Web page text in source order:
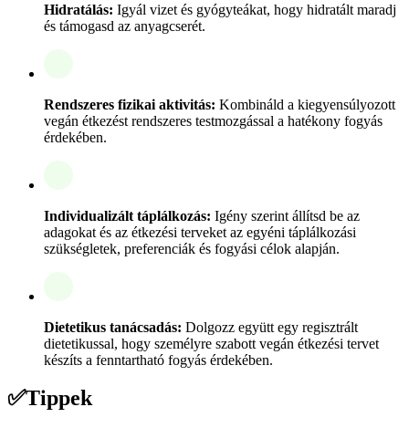
Hidratálás: Igyál vizet és gyógyteákat, hogy hidratált maradj
és támogasd az anyagcserét.
Rendszeres fizikai aktivitás: Kombináld a kiegyensúlyozott
vegán étkezést rendszeres testmozgással a hatékony fogyás
érdekében.
Individualizált táplálkozás: Igény szerint állítsd be az
adagokat és az étkezési terveket az egyéni táplálkozási
szükségletek, preferenciák és fogyási célok alapján.
Dietetikus tanácsadás: Dolgozz együtt egy regisztrált
dietetikussal, hogy személyre szabott vegán étkezési tervet
készíts a fenntartható fogyás érdekében.
✅Tippek